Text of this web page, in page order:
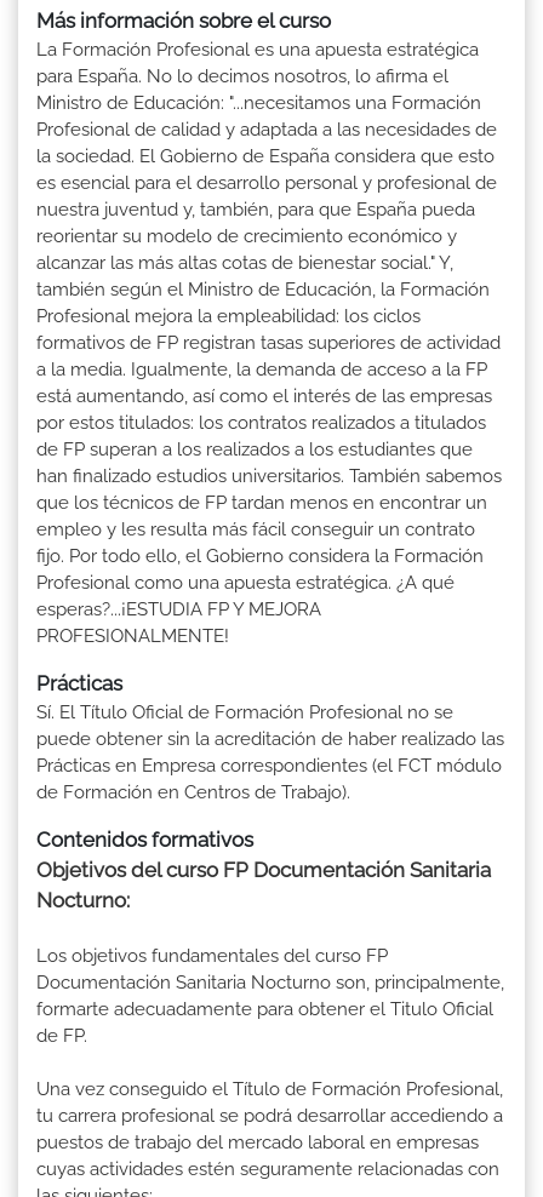
Más información sobre el curso
La Formación Profesional es una apuesta estratégica
para España. No lo decimos nosotros, lo afirma el
Ministro de Educación: "...necesitamos una Formación
Profesional de calidad y adaptada a las necesidades de
la sociedad. El Gobierno de España considera que esto
es esencial para el desarrollo personal y profesional de
nuestra juventud y, también, para que España pueda
reorientar su modelo de crecimiento económico y
alcanzar las más altas cotas de bienestar social." Y,
también según el Ministro de Educación, la Formación
Profesional mejora la empleabilidad: los ciclos
formativos de FP registran tasas superiores de actividad
a la media. Igualmente, la demanda de acceso a la FP
está aumentando, así como el interés de las empresas
por estos titulados: los contratos realizados a titulados
de FP superan a los realizados a los estudiantes que
han finalizado estudios universitarios. También sabemos
que los técnicos de FP tardan menos en encontrar un
empleo y les resulta más fácil conseguir un contrato
fijo. Por todo ello, el Gobierno considera la Formación
Profesional como una apuesta estratégica. ¿A qué
esperas?...¡ESTUDIA FP Y MEJORA
PROFESIONALMENTE!
Prácticas
Sí. El Título Oficial de Formación Profesional no se
puede obtener sin la acreditación de haber realizado las
Prácticas en Empresa correspondientes (el FCT módulo
de Formación en Centros de Trabajo).
Contenidos formativos
Objetivos del curso FP Documentación Sanitaria
Nocturno:
Los objetivos fundamentales del curso FP
Documentación Sanitaria Nocturno son, principalmente,
formarte adecuadamente para obtener el Titulo Oficial
de FP.
Una vez conseguido el Título de Formación Profesional,
tu carrera profesional se podrá desarrollar accediendo a
puestos de trabajo del mercado laboral en empresas
cuyas actividades estén seguramente relacionadas con